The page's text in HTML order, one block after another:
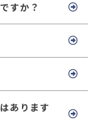
すか？
あります